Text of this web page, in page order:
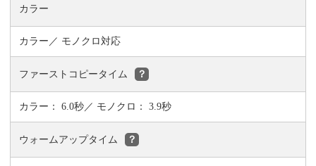
カラー
カラー／ モノクロ対応
ファーストコピータイム ？
カラー： 6.0秒／ モノクロ： 3.9秒
ウォームアップタイム ？